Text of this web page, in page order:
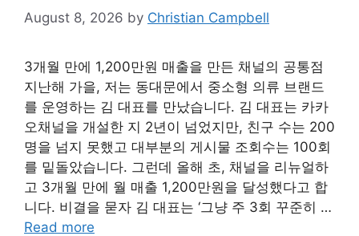
August 8, 2026 by Christian Campbell
3개월 만에 1,200만원 매출을 만든 채널의 공통점
지난해 가을, 저는 동대문에서 중소형 의류 브랜드
를 운영하는 김 대표를 만났습니다. 김 대표는 카카
오채널을 개설한 지 2년이 넘었지만, 친구 수는 200
명을 넘지 못했고 대부분의 게시물 조회수는 100회
를 밑돌았습니다. 그런데 올해 초, 채널을 리뉴얼하
고 3개월 만에 월 매출 1,200만원을 달성했다고 합
니다. 비결을 묻자 김 대표는 ‘그냥 주 3회 꾸준히 …
Read more